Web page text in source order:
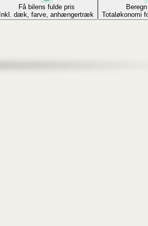
Få bilens fulde pris
Inkl. dæk, farve, anhængertræk
Totaløkonomi